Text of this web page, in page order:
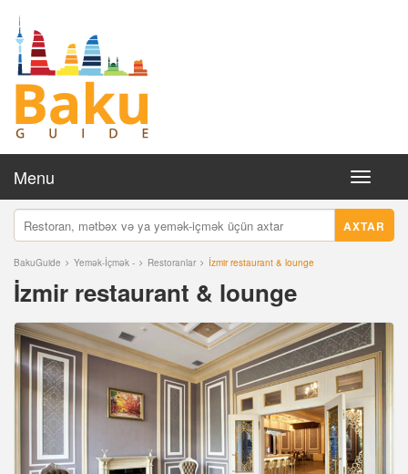
Toggle
Menu
AXTAR
BakuGuide Yemək-İçmək - Restoranlar İzmir restaurant & lounge
İzmir restaurant & lounge